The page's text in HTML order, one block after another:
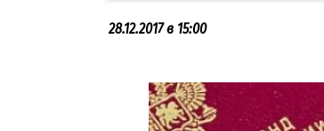
28.12.2017 в 15:00